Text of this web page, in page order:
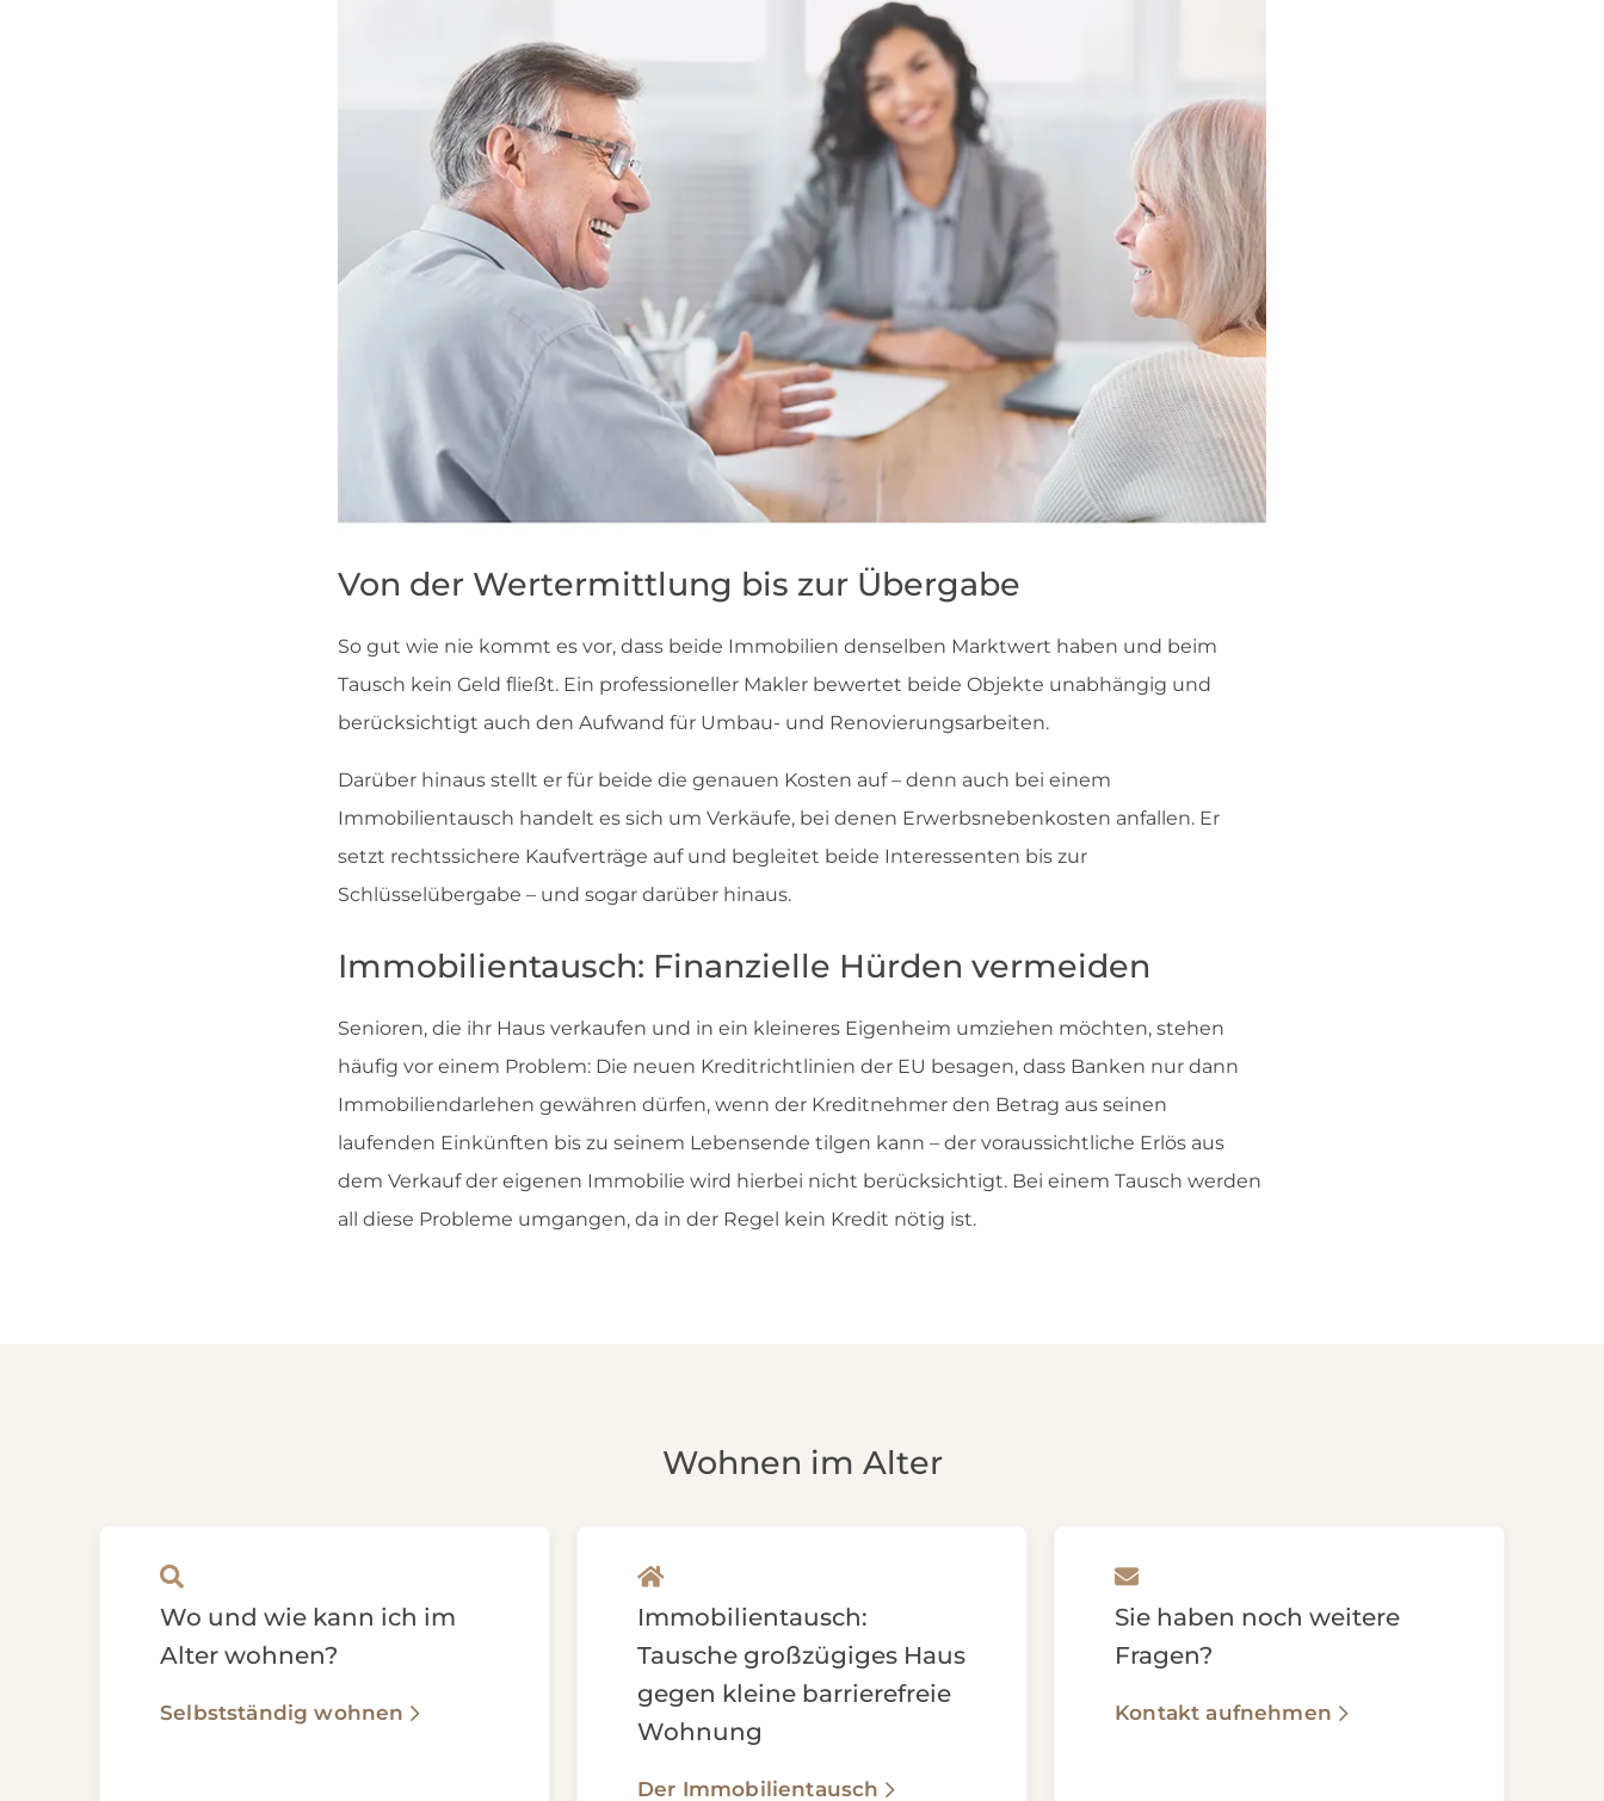
Von der Wertermittlung bis zur Übergabe
So gut wie nie kommt es vor, dass beide Immobilien denselben Marktwert haben und beim
Tausch kein Geld fließt. Ein professioneller Makler bewertet beide Objekte unabhängig und
berücksichtigt auch den Aufwand für Umbau- und Renovierungsarbeiten.
Darüber hinaus stellt er für beide die genauen Kosten auf – denn auch bei einem
Immobilientausch handelt es sich um Verkäufe, bei denen Erwerbsnebenkosten anfallen. Er
setzt rechtssichere Kaufverträge auf und begleitet beide Interessenten bis zur
Schlüsselübergabe – und sogar darüber hinaus.
Immobilientausch: Finanzielle Hürden vermeiden
Senioren, die ihr Haus verkaufen und in ein kleineres Eigenheim umziehen möchten, stehen
häufig vor einem Problem: Die neuen Kreditrichtlinien der EU besagen, dass Banken nur dann
Immobiliendarlehen gewähren dürfen, wenn der Kreditnehmer den Betrag aus seinen
laufenden Einkünften bis zu seinem Lebensende tilgen kann – der voraussichtliche Erlös aus
dem Verkauf der eigenen Immobilie wird hierbei nicht berücksichtigt. Bei einem Tausch werden
all diese Probleme umgangen, da in der Regel kein Kredit nötig ist.
Wohnen im Alter
Wo und wie kann ich im
Alter wohnen?
Selbstständig wohnen
Immobilientausch:
Tausche großzügiges Haus
gegen kleine barrierefreie
Wohnung
Der Immobilientausch
Sie haben noch weitere
Fragen?
Kontakt aufnehmen